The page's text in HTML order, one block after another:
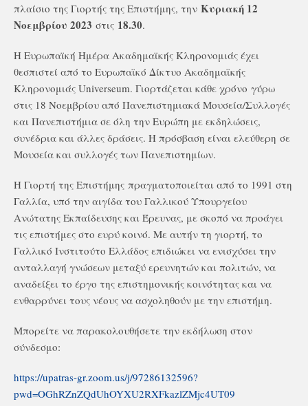
πλαίσιο της Γιορτής της Επιστήμης, την Κυριακή 12
Νοεμβρίου 2023 στις 18.30.
Η Ευρωπαϊκή Ημέρα Ακαδημαϊκής Κληρονομιάς έχει
θεσπιστεί από το Ευρωπαϊκό Δίκτυο Ακαδημαϊκής
Κληρονομιάς Universeum. Γιορτάζεται κάθε χρόνο γύρω
στις 18 Νοεμβρίου από Πανεπιστημιακά Μουσεία/Συλλογές
και Πανεπιστήμια σε όλη την Ευρώπη με εκδηλώσεις,
συνέδρια και άλλες δράσεις. Η πρόσβαση είναι ελεύθερη σε
Μουσεία και συλλογές των Πανεπιστημίων.
Η Γιορτή της Επιστήμης πραγματοποιείται από το 1991 στη
Γαλλία, υπό την αιγίδα του Γαλλικού Υπουργείου
Ανώτατης Εκπαίδευσης και Έρευνας, με σκοπό να προάγει
τις επιστήμες στο ευρύ κοινό. Με αυτήν τη γιορτή, το
Γαλλικό Ινστιτούτο Ελλάδος επιδιώκει να ενισχύσει την
ανταλλαγή γνώσεων μεταξύ ερευνητών και πολιτών, να
αναδείξει το έργο της επιστημονικής κοινότητας και να
ενθαρρύνει τους νέους να ασχοληθούν με την επιστήμη.
Μπορείτε να παρακολουθήσετε την εκδήλωση στον
σύνδεσμο:
https://upatras-gr.zoom.us/j/97286132596?
pwd=OGhRZnZQdUhOYXU2RXFkazlZMjc4UT09